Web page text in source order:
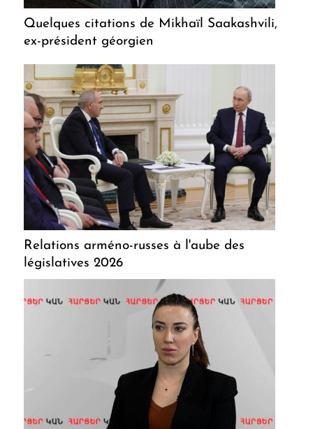
Quelques citations de Mikhaïl Saakashvili,
ex-président géorgien
Relations arméno-russes à l'aube des
législatives 2026